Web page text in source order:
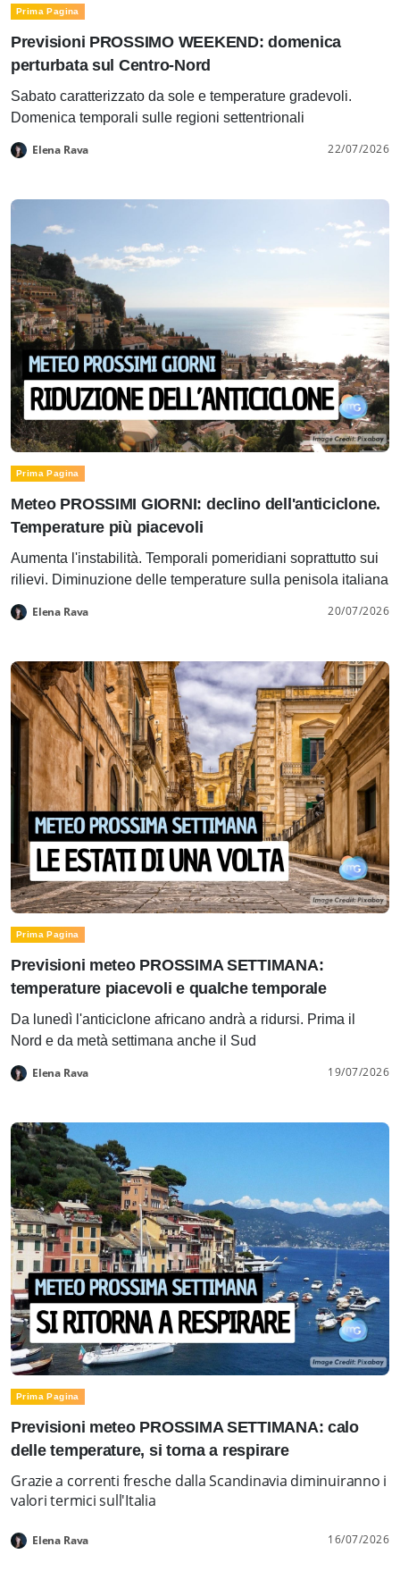
Prima Pagina
Previsioni PROSSIMO WEEKEND: domenica
perturbata sul Centro-Nord
Sabato caratterizzato da sole e temperature gradevoli.
Domenica temporali sulle regioni settentrionali
Elena Rava 22/07/2026
Prima Pagina
Meteo PROSSIMI GIORNI: declino dell'anticiclone.
Temperature più piacevoli
Aumenta l'instabilità. Temporali pomeridiani soprattutto sui
rilievi. Diminuzione delle temperature sulla penisola italiana
Elena Rava 20/07/2026
Prima Pagina
Previsioni meteo PROSSIMA SETTIMANA:
temperature piacevoli e qualche temporale
Da lunedì l'anticiclone africano andrà a ridursi. Prima il
Nord e da metà settimana anche il Sud
Elena Rava 19/07/2026
Prima Pagina
Previsioni meteo PROSSIMA SETTIMANA: calo
delle temperature, si torna a respirare
Grazie a correnti fresche dalla Scandinavia diminuiranno i
valori termici sull'Italia
Elena Rava 16/07/2026